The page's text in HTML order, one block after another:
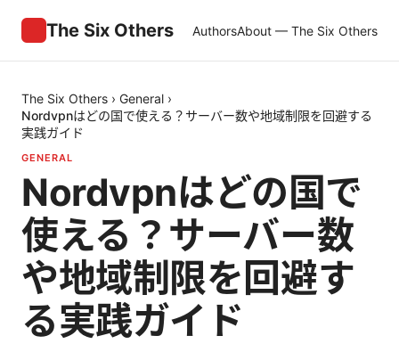
The Six Others AuthorsAbout — The Six Others
The Six Others › General ›
Nordvpnはどの国で使える？サーバー数や地域制限を回避する
実践ガイド
GENERAL
Nordvpnはどの国で
使える？サーバー数
や地域制限を回避す
る実践ガイド